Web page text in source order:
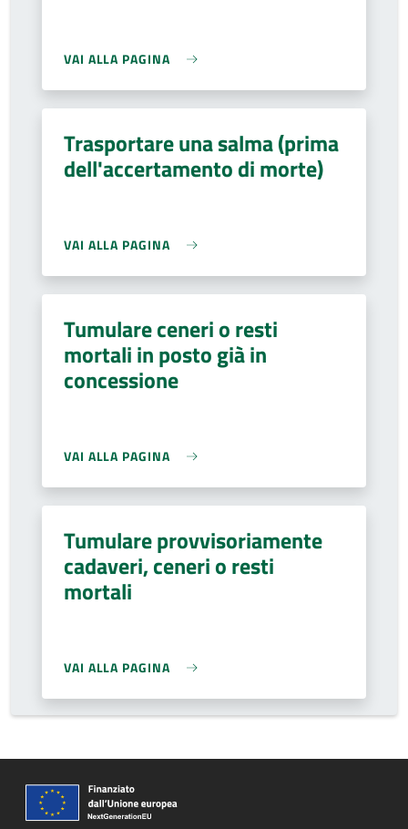
VAI ALLA PAGINA
Trasportare una salma (prima
dell'accertamento di morte)
VAI ALLA PAGINA
Tumulare ceneri o resti
mortali in posto già in
concessione
VAI ALLA PAGINA
Tumulare provvisoriamente
cadaveri, ceneri o resti
mortali
VAI ALLA PAGINA